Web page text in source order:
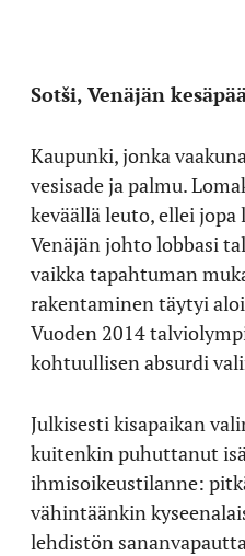
Sotši, Venäjän
Kaupunki, jonka
vesisade ja palmu.
keväällä leuto, ellei
Venäjän johto lobbasi
vaikka tapahtuman
rakentaminen täytyi
Vuoden 2014
kohtuullisen absurdi
Julkisesti kisapaikan
kuitenkin puhuttanut
ihmisoikeustilanne:
vähintäänkin
lehdistön